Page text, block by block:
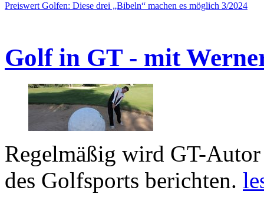
Preiswert Golfen: Diese drei „Bibeln“ machen es möglich 3/2024
Golf in GT - mit
Regelmäßig wird GT-
des Golfsports berichten.